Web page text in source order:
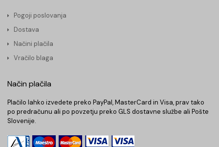
Pogoji poslovanja
Dostava
Načini plačila
Vračilo blaga
Način plačila
Plačilo lahko izvedete preko PayPal, MasterCard in Visa, prav tako
po predračunu ali po povzetju preko GLS dostavne službe ali Pošte
Slovenije.